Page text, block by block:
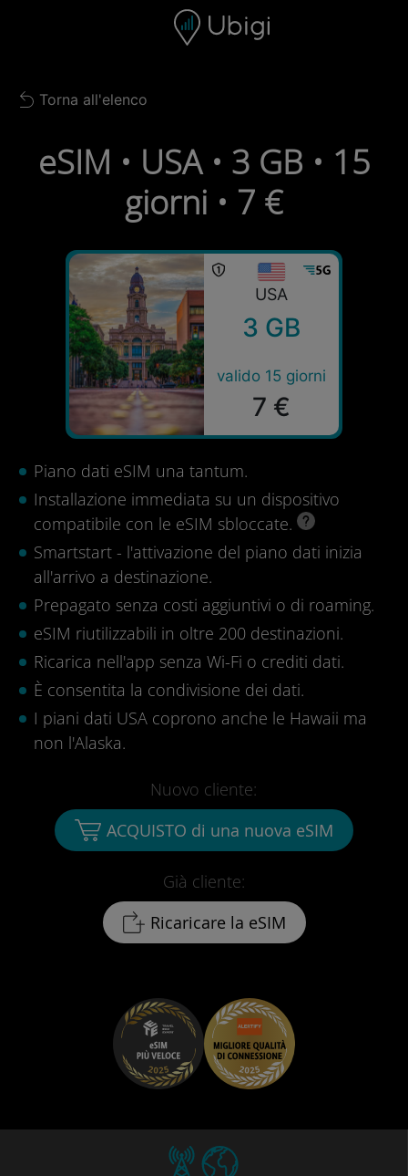
Barra di navigazione
Back to list
Torna all'elenco
eSIM • USA • 3 GB • 15
giorni • 7 €
USA
3 GB
valido 15 giorni
7 €
Piano dati eSIM una tantum.
Installazione immediata su un dispositivo
compatibile con le eSIM sbloccate.
Smartstart - l'attivazione del piano dati inizia
all'arrivo a destinazione.
Prepagato senza costi aggiuntivi o di roaming.
eSIM riutilizzabili in oltre 200 destinazioni.
Ricarica nell'app senza Wi-Fi o crediti dati.
È consentita la condivisione dei dati.
I piani dati USA coprono anche le Hawaii ma
non l'Alaska.
Già cliente:
Ricaricare la eSIM
Nuovo cliente:
ACQUISTO di una nuova eSIM